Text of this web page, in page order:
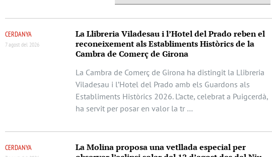
CERDANYA
7 agost del 2026
La Llibreria Viladesau i l’Hotel del Prado reben el
reconeixement als Establiments Històrics de la
Cambra de Comerç de Girona
La Cambra de Comerç de Girona ha distingit la Llibreria
Viladesau i l’Hotel del Prado amb els Guardons als
Establiments Històrics 2026. L’acte, celebrat a Puigcerdà,
ha servit per posar en valor la tr …
CERDANYA
La Molina proposa una vetllada especial per